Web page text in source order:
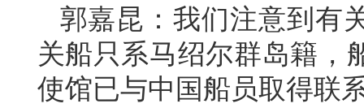
郭嘉昆：我们注意到有
关船只系马绍尔群岛籍，
使馆已与中国船员取得联